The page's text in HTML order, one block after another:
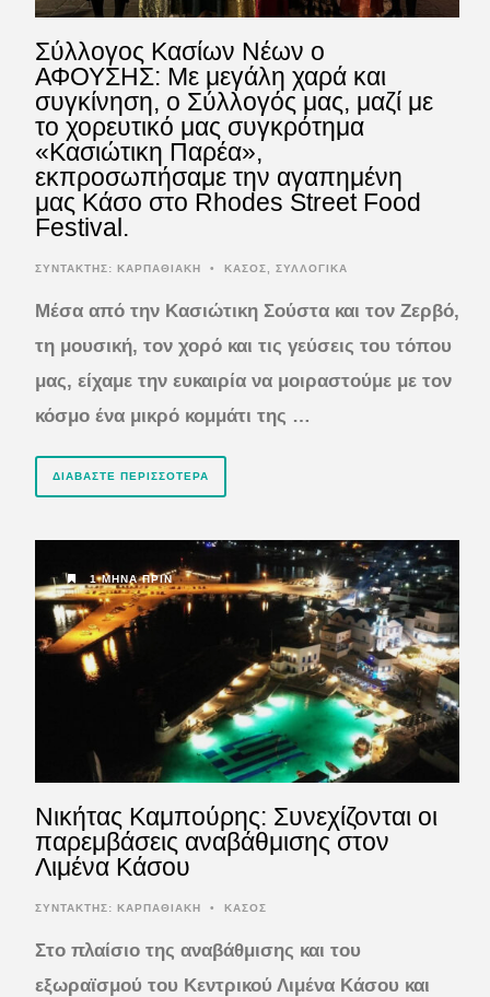
Σύλλογος Κασίων Νέων ο
ΑΦΟΥΣΗΣ: Με μεγάλη χαρά και
συγκίνηση, ο Σύλλογός μας, μαζί με
το χορευτικό μας συγκρότημα
«Κασιώτικη Παρέα»,
εκπροσωπήσαμε την αγαπημένη
μας Κάσο στο Rhodes Street Food
Festival.
ΣΥΝΤΆΚΤΗΣ: ΚΑΡΠΑΘΙΑΚΗ • ΚΑΣΟΣ ΣΥΛΛΟΓΙΚΑ
Μέσα από την Κασιώτικη Σούστα και τον Ζερβό,
τη μουσική, τον χορό και τις γεύσεις του τόπου
μας, είχαμε την ευκαιρία να μοιραστούμε με τον
κόσμο ένα μικρό κομμάτι της …
ΔΙΑΒΆΣΤΕ ΠΕΡΙΣΣΌΤΕΡΑ
1 ΜΉΝΑ ΠΡΙΝ
Νικήτας Καμπούρης: Συνεχίζονται οι
παρεμβάσεις αναβάθμισης στον
Λιμένα Κάσου
ΣΥΝΤΆΚΤΗΣ: ΚΑΡΠΑΘΙΑΚΗ • ΚΑΣΟΣ
Στο πλαίσιο της αναβάθμισης και του
εξωραϊσμού του Κεντρικού Λιμένα Κάσου και